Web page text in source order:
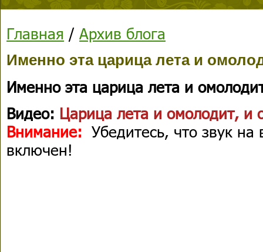
Главная / Архив блога
Именно эта царица лета и
Именно эта царица лета и
Видео: Царица лета и омолодит, и
Внимание: Убедитесь, что звук
включен!